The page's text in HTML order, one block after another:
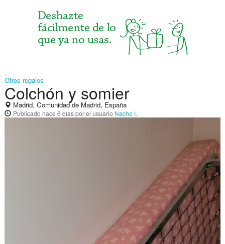
Otros regalos
Colchón y somier
Madrid, Comunidad de Madrid, España
Publicado hace 6 díaspor el usuario Nacho I.